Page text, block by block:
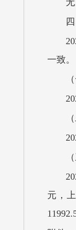
一致。
元，